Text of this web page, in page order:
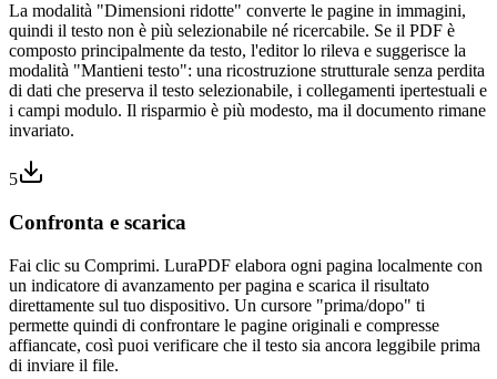
La modalità "Dimensioni ridotte" converte le pagine in immagini,
quindi il testo non è più selezionabile né ricercabile. Se il PDF è
composto principalmente da testo, l'editor lo rileva e suggerisce la
modalità "Mantieni testo": una ricostruzione strutturale senza perdita
di dati che preserva il testo selezionabile, i collegamenti ipertestuali e
i campi modulo. Il risparmio è più modesto, ma il documento rimane
invariato.
5
Confronta e scarica
Fai clic su Comprimi. LuraPDF elabora ogni pagina localmente con
un indicatore di avanzamento per pagina e scarica il risultato
direttamente sul tuo dispositivo. Un cursore "prima/dopo" ti
permette quindi di confrontare le pagine originali e compresse
affiancate, così puoi verificare che il testo sia ancora leggibile prima
di inviare il file.